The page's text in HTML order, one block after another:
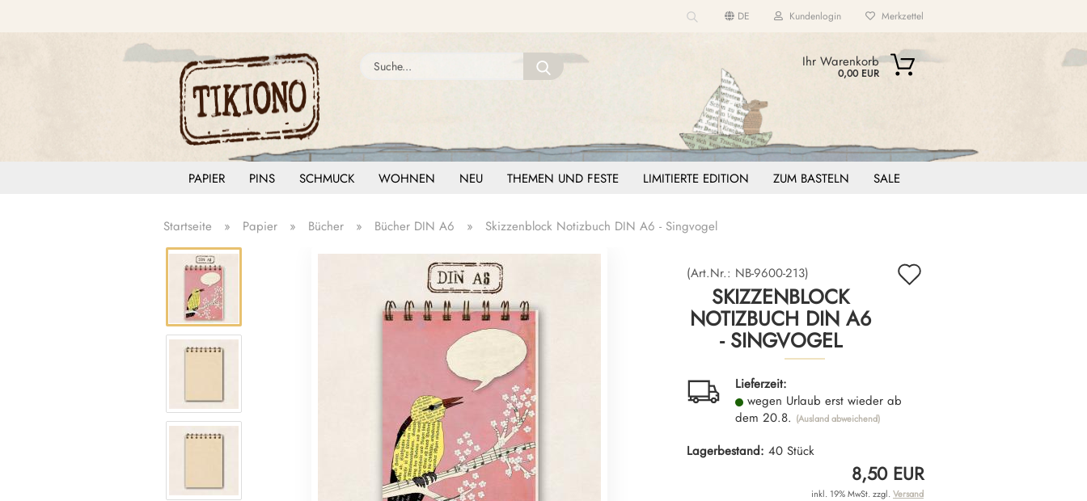
DE
Sprache auswählen
Kundenlogin
Passwort
Passwort vergessen?
Merkzettel
Suche... Ihr Warenkorb
0,00 EUR
PAPIER PINS SCHMUCK WOHNEN NEU THEMEN UND FESTE LIMITIERTE EDITION ZUM BASTELN SALE
Startseite » Papier » Bücher » Bücher DIN A6 » Skizzenblock Notizbuch DIN A6 - Singvogel
(Art.Nr.: NB-9600-213)
SKIZZENBLOCK
NOTIZBUCH DIN A6
- SINGVOGEL
Lieferzeit:
wegen Urlaub erst wieder ab
dem 20.8. (Ausland abweichend)
Lagerbestand: 40 Stück
8,50 EUR
inkl. 19% MwSt. zzgl. Versand